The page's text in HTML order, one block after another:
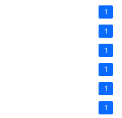
1
1
1
1
1
1